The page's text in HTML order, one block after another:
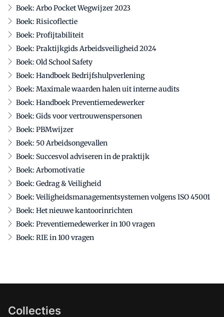
Boek: Arbo Pocket Wegwijzer 2023
Boek: Risicoflectie
Boek: Profijtabiliteit
Boek: Praktijkgids Arbeidsveiligheid 2024
Boek: Old School Safety
Boek: Handboek Bedrijfshulpverlening
Boek: Maximale waarden halen uit interne audits
Boek: Handboek Preventiemedewerker
Boek: Gids voor vertrouwenspersonen
Boek: PBMwijzer
Boek: 50 Arbeidsongevallen
Boek: Succesvol adviseren in de praktijk
Boek: Arbomotivatie
Boek: Gedrag & Veiligheid
Boek: Veiligheidsmanagementsystemen volgens ISO 45001
Boek: Het nieuwe kantoorinrichten
Boek: Preventiemedewerker in 100 vragen
Boek: RIE in 100 vragen
Collecties